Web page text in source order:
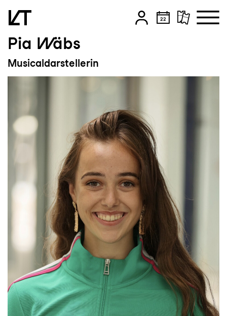
Zum Hauptinhalt springen
Zum Footer springen
Pia Wäbs
Musicaldarstellerin